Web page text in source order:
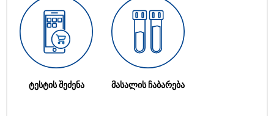
ტესტის შეძენა მასალის ჩაბარება